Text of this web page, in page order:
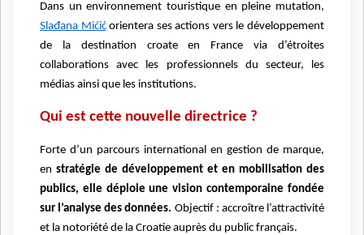
Dans un environnement touristique en pleine mutation,
Slađana Mićićorientera ses actions vers le développement
de la destination croate en France via d’étroites
collaborations avec les professionnels du secteur, les
médias ainsi que les institutions.
Qui est cette nouvelle directrice ?
Forte d’un parcours international en gestion de marque,
en stratégie de développement et en mobilisation des
publics, elle déploie une vision contemporaine fondée
sur l’analyse des données. Objectif : accroître l’attractivité
et la notoriété de la Croatie auprès du public français.